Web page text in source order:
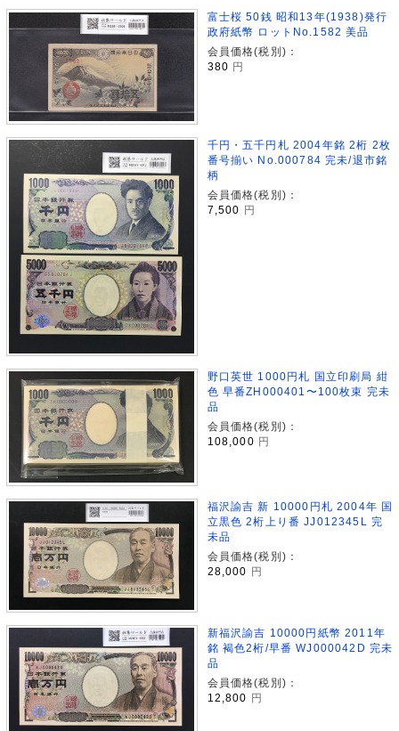
富士桜 50銭 昭和13年(1938)発行
政府紙幣 ロットNo.1582 美品
会員価格(税別)：
380 円
千円・五千円札 2004年銘 2桁 2枚
番号揃い No.000784 完未/退市銘
柄
会員価格(税別)：
7,500 円
野口英世 1000円札 国立印刷局 紺
色 早番ZH000401〜100枚束 完未
品
会員価格(税別)：
108,000 円
福沢諭吉 新 10000円札 2004年 国
立黒色 2桁上り番 JJ012345L 完
未品
会員価格(税別)：
28,000 円
新福沢諭吉 10000円紙幣 2011年
銘 褐色2桁/早番 WJ000042D 完未
品
会員価格(税別)：
12,800 円